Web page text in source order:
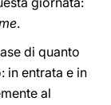
.
di quanto
in entrata e in
al